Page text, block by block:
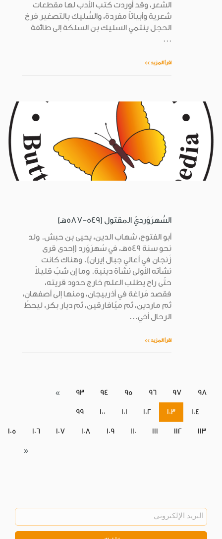
الشعر، وقد أوردت كتب الأدب لها مقطعات
شعرية وأبياتاً مفردة، والسُّليك بالتصغير فرخ
الحجل ينتمي السليك بن السلكة إلى طائفة
...
اقرأ المزيد >>
السُّهرَوَرديّ المقتول (549-587هـ)
أبو الفتوح، شهاب الدين، يحيى بن حبش. ولد
نحو سنة 549هـ، في سُهرَوَرد (إحدى قرى
زَنجان في أعالي جبال إيران). وهناك كانت
نشأته الأولى نشأة دينية. وما إن شبّ قليلاً
حتّى راح يطلب العلم خارج حدود قريته،
فقصد مَراغة في أذربيجان، ومنها إلى أصفهان،
ثم ماردين، ثم ميّافارقين، ثم ديار بكر، ليحطّ
الرحال أخي...
اقرأ المزيد >>
« 93 94 95 96 97 98
99 100 101 102 103 104
105 106 107 108 109 110 111 112 113
»